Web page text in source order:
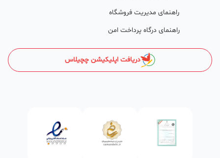
معرفی کنند؟
در واقع میتوان گفت تمامی کسب و کارهای مجاز در ایران و آنهایی که
ساختمان‌سازی و دکوراسیون
انواع مصالح ساختمانی از قبیل: شن‌، ماسه، پوکه معدنی، سیمان، گچ،
راهنمای مدیریت فروشگاه
راهنمای درگاه پرداخت امن
دریافت اپلیکیشن چچیلاس